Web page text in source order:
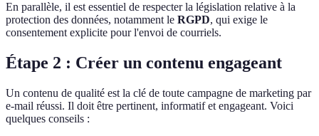
En parallèle, il est essentiel de respecter la législation relative à la
protection des données, notamment le RGPD, qui exige le
consentement explicite pour l'envoi de courriels.
Étape 2 : Créer un contenu engageant
Un contenu de qualité est la clé de toute campagne de marketing par
e-mail réussi. Il doit être pertinent, informatif et engageant. Voici
quelques conseils :